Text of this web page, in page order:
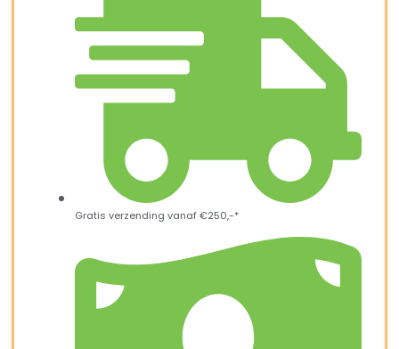
Gratis verzending vanaf €250,-*